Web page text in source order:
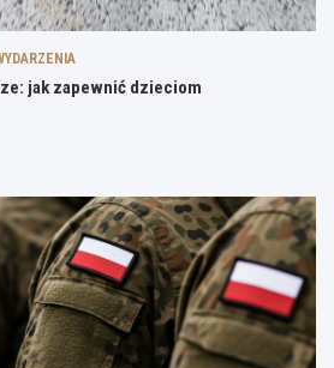
jak zapewnić dzieciom